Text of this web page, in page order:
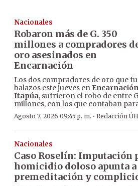
Nacionales
Robaron más de G. 350
millones a compradores
oro asesinados en
Encarnación
Los dos compradores de oro que
balazos este jueves en Encarnación
Itapúa, sufrieron el robo de entre
millones, con los que contaban
Agosto 7, 2026 09:45 p. m. · Redacción ÚH
Nacionales
Caso Roselín: Imputación
homicidio doloso apunta a
premeditación y